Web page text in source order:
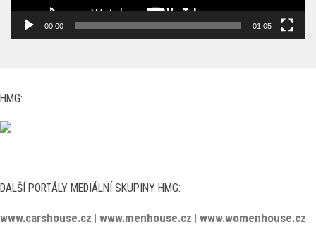
00:00 01:05
HMG:
DALŠÍ PORTÁLY MEDIÁLNÍ SKUPINY HMG:
www.carshouse.cz | www.menhouse.cz | www.womenhouse.cz |